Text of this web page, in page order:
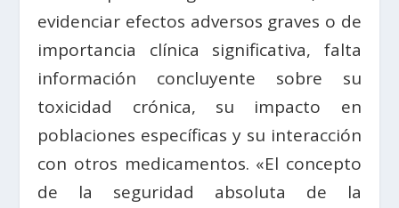
evidenciar efectos adversos graves o de
importancia clínica significativa, falta
información concluyente sobre su
toxicidad crónica, su impacto en
poblaciones específicas y su interacción
con otros medicamentos. «El concepto
de la seguridad absoluta de la